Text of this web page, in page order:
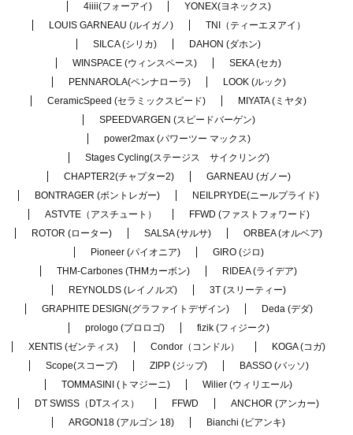
4iiii(フォーアイ)
YONEX(ヨネックス)
LOUIS GARNEAU (ルイガノ)
TNI（ティーエヌアイ）
SILCA (シリカ)
DAHON (ダホン)
WINSPACE (ウィンスペース)
SEKA (セカ)
PENNAROLA(ペンナローラ)
LOOK (ルック)
CeramicSpeed (セラミックスピード)
MIYATA (ミヤタ)
SPEEDVARGEN (スピードバーゲン)
power2max (パワーツー マックス)
Stages Cycling(ステージス サイクリング)
CHAPTER2(チャプター2)
GARNEAU (ガノー)
BONTRAGER (ボントレガー)
NEILPRYDE(ニールプライド)
ASTVTE（アスチュート）
FFWD (ファストフォワード)
ROTOR (ローター)
SALSA (サルサ)
ORBEA (オルベア)
Pioneer (パイオニア)
GIRO (ジロ)
THM-Carbones (THMカーボン)
RIDEA (ライデア)
REYNOLDS (レイノルズ)
3T (スリーティー)
GRAPHITE DESIGN(グラファイトデザイン)
Deda (デダ)
prologo (プロロゴ)
fizik (フィジーク)
XENTIS (ゼンティス)
Condor（コンドル）
KOGA (コガ)
Scope(スコープ)
ZIPP (ジップ)
BASSO (バッソ)
TOMMASINI (トマジーニ)
Wilier (ウィリエール)
DT SWISS（DTスイス）
FFWD
ANCHOR (アンカー)
ARGON18 (アルゴン 18)
Bianchi (ビアンキ)